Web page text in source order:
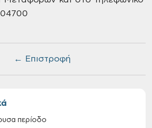
← Επιστροφή
περίοδο